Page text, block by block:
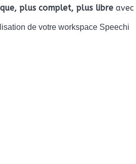
plus complet, plus libre avec